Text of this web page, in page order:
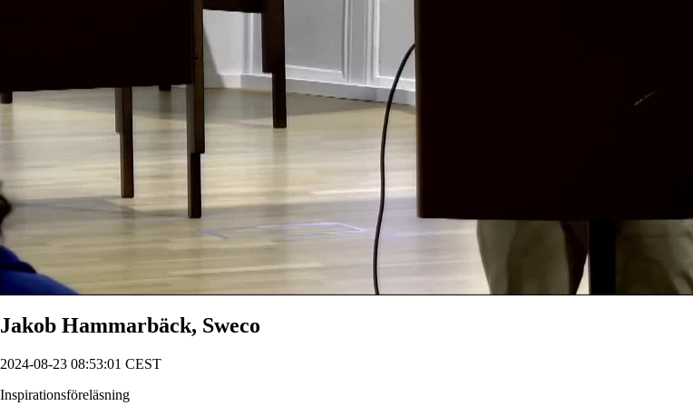
Jakob Hammarbäck, Sweco
2024-08-23 08:53:01 CEST
Inspirationsföreläsning